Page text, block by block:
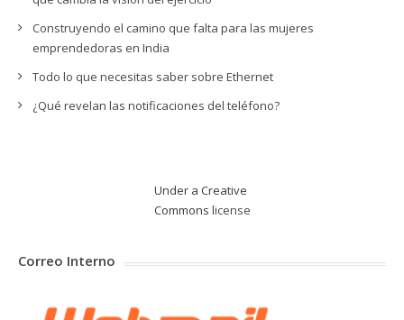
Construyendo el camino que falta para las mujeres
emprendedoras en India
Todo lo que necesitas saber sobre Ethernet
¿Qué revelan las notificaciones del teléfono?
Under a Creative
Commons license
Correo Interno